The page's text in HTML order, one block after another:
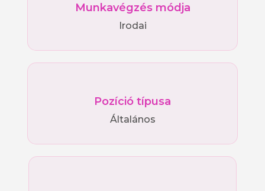
Munkavégzés módja
Irodai
Pozíció típusa
Általános